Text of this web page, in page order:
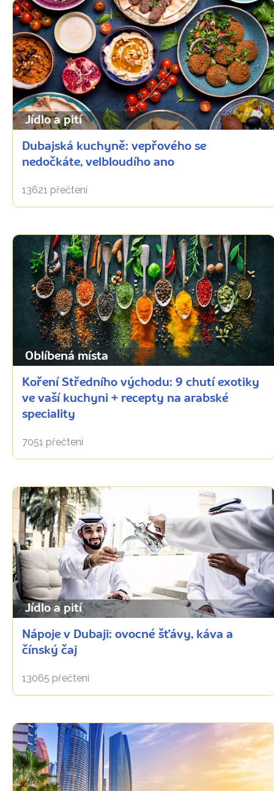
Jídlo a pití
Dubajská kuchyně: vepřového se
nedočkáte, velbloudího ano
13621 přečtení
Oblíbená místa
Koření Středního východu: 9 chutí exotiky
ve vaší kuchyni + recepty na arabské
speciality
7051 přečtení
Jídlo a pití
Nápoje v Dubaji: ovocné šťávy, káva a
čínský čaj
13065 přečtení